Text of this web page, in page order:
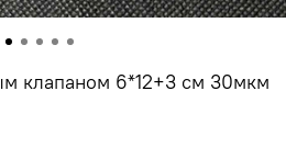
клапаном 6*12+3 см 30мкм